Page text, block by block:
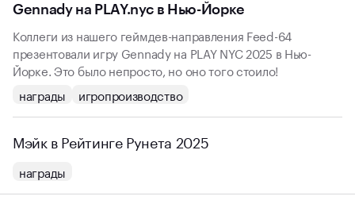
Gennady на PLAY.nyc в Нью-Йорке
Коллеги из нашего геймдев-направления Feed-64
презентовали игру Gennady на PLAY NYC 2025 в Нью-
Йорке. Это было непросто, но оно того стоило!
награды
игропроизводство
Мэйк в Рейтинге Рунета 2025
награды